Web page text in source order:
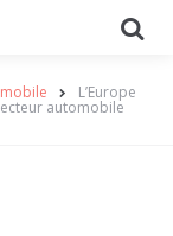
L’Europe
automobile